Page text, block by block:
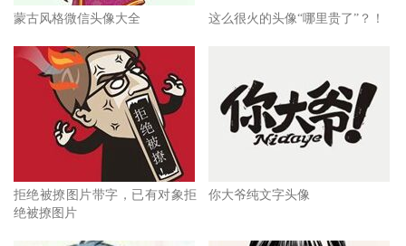
蒙古风格微信头像大全 这么很火的头像“哪里贵了”？！
拒绝被撩图片带字，已有对象拒
绝被撩图片
你大爷纯文字头像